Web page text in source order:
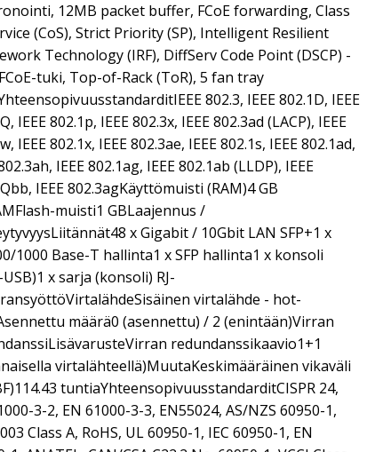
12MB packet buffer, FCoE forwarding, Class
(CoS), Strict Priority (SP), Intelligent Resilient
Technology (IRF), DiffServ Code Point (DSCP) -
tuki, Top-of-Rack (ToR), 5 fan tray
802.3, IEEE 802.1D, IEEE
IEEE 802.1p, IEEE 802.3x, IEEE 802.3ad (LACP), IEEE
IEEE 802.1x, IEEE 802.3ae, IEEE 802.1s, IEEE 802.1ad,
IEEE 802.1ag, IEEE 802.1ab (LLDP), IEEE
IEEE 802.3agKäyttömuisti (RAM)4 GB
muisti1 GBLaajennus /
x Gigabit / 10Gbit LAN SFP+1 x
1000 Base-T hallinta1 x SFP hallinta1 x konsoli
x sarja (konsoli) RJ-
virtalähde - hot-
määrä0 (asennettu) / 2 (enintään)Virran
redundanssikaavio1+1
virtalähteellä)MuutaKeskimääräinen vikaväli
tuntiaYhteensopivuusstandarditCISPR 24,
3-2, EN 61000-3-3, EN55024, AS/NZS 60950-1,
Class A, RoHS, UL 60950-1, IEC 60950-1, EN